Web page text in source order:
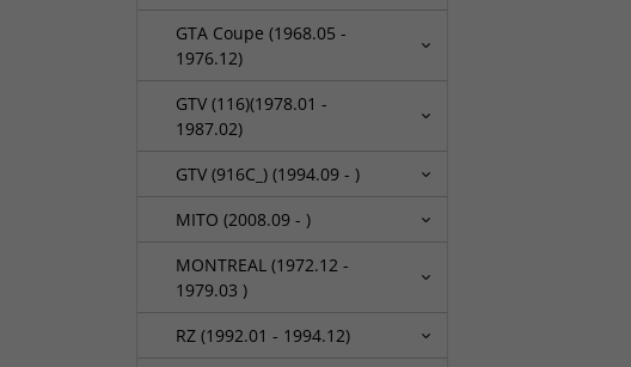
GTA Coupe (1968.05 -
1976.12)
GTV (116)(1978.01 -
1987.02)
GTV (916C_) (1994.09 - )
MITO (2008.09 - )
MONTREAL (1972.12 -
1979.03 )
RZ (1992.01 - 1994.12)